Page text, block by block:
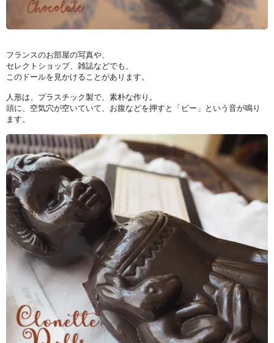
フランスのお部屋の写真や、
セレクトショップ、雑誌などでも、
このドールを見かけることがあります。
人形は、プラスチック製で、素朴な作り。
頭に、空気穴が空いていて、お腹などを押すと「ピー」という音が鳴り
ます。